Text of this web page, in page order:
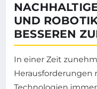
UND
BESSEREN
In einer Zeit
Herausforderungen